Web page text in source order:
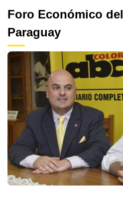
Foro Económico del
Paraguay